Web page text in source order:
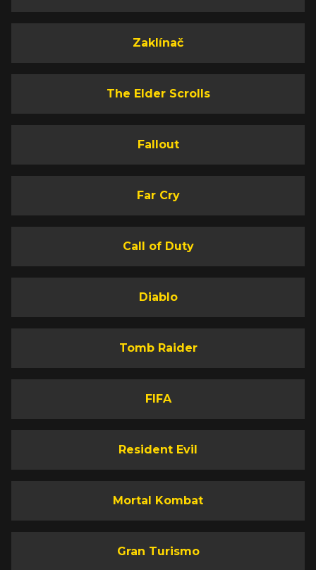
Zaklínač
The Elder Scrolls
Fallout
Far Cry
Call of Duty
Diablo
Tomb Raider
FIFA
Resident Evil
Mortal Kombat
Gran Turismo